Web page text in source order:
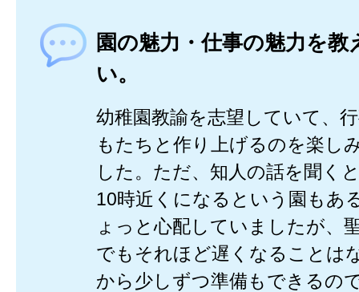
園の魅力・仕事の魅力を教
い。
幼稚園教諭を志望していて、
もたちと作り上げるのを楽し
した。ただ、知人の話を聞く
10時近くになるという園もあ
ょっと心配していましたが、
でもそれほど遅くなることは
から少しずつ準備もできるの